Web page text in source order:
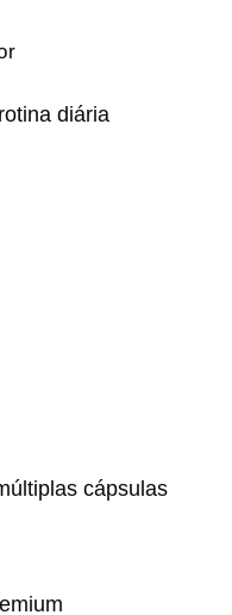
diária
cápsulas